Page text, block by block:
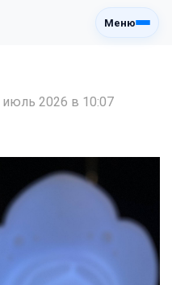
Меню
июль 2026 в 10:07